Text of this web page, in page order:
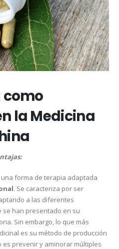
como
la Medicina
una forma de terapia adaptada
. Se caracteriza por ser
a las diferentes
han presentado en su
Sin embargo, lo que más
es su método de producción
prevenir y aminorar múltiples